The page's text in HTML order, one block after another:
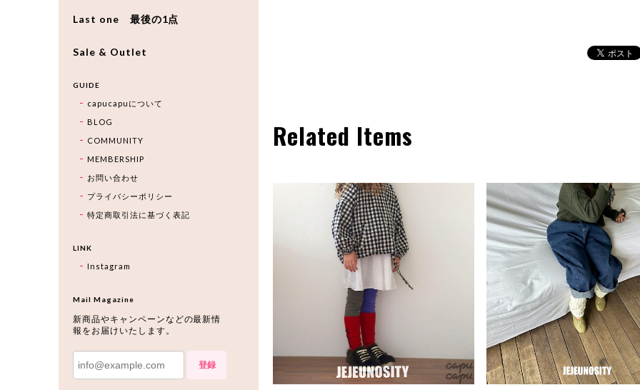
Related Items
Last one 最後の1点
Sale & Outlet
GUIDE
capucapuについて
BLOG
COMMUNITY
MEMBERSHIP
お問い合わせ
プライバシーポリシー
特定商取引法に基づく表記
LINK
Instagram
Mail Magazine
新商品やキャンペーンなどの最新情
報をお届けいたします。
登録